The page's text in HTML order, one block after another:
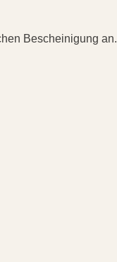
Bescheinigung an.